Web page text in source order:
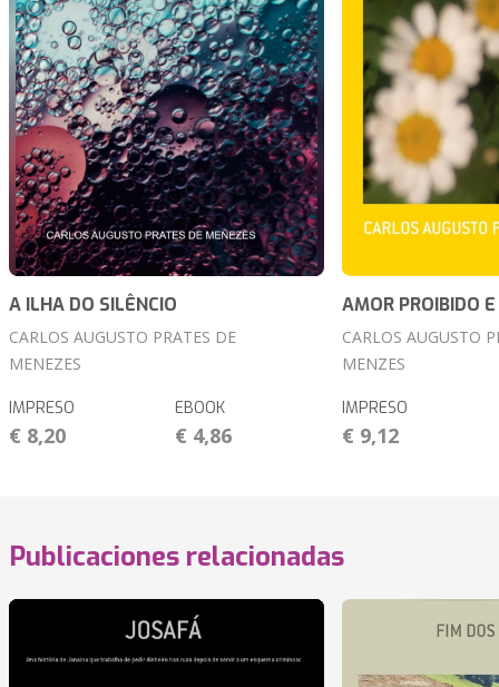
A ILHA DO SILÊNCIO
CARLOS AUGUSTO PRATES DE
MENEZES
IMPRESO
€ 8,20
EBOOK
€ 4,86
AMOR PROIBIDO
CARLOS AUGUSTO
MENZES
IMPRESO
€ 9,12
Publicaciones relacionadas